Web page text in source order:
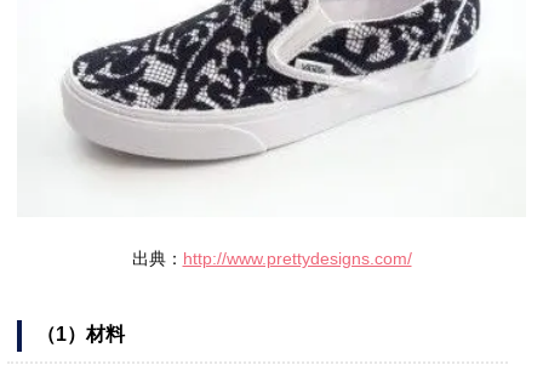
出典： http://www.prettydesigns.com/
（1）材料